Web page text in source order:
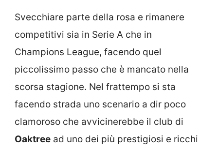
Svecchiare parte della rosa e rimanere
competitivi sia in Serie A che in
Champions League, facendo quel
piccolissimo passo che è mancato nella
scorsa stagione. Nel frattempo si sta
facendo strada uno scenario a dir poco
clamoroso che avvicinerebbe il club di
Oaktree ad uno dei più prestigiosi e ricchi